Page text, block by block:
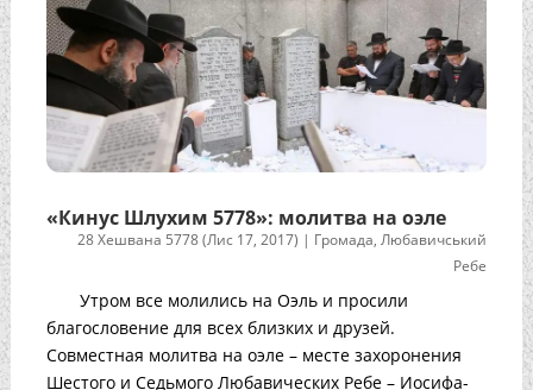
«Кинус Шлухим 5778»: молитва на оэле
28 Хешвана 5778 (Лис 17, 2017) | Громада,Любавичський
Ребе
Утром все молились на Оэль и просили
благословение для всех близких и друзей.
Совместная молитва на оэле – месте захоронения
Шестого и Седьмого Любавических Ребе – Иосифа-